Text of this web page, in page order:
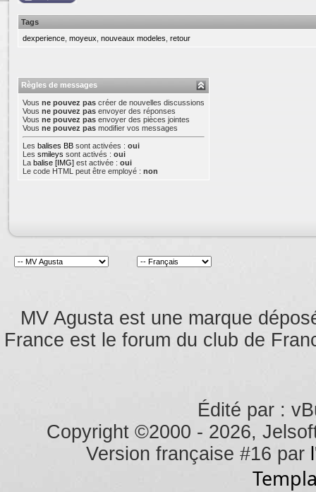
Tags
dexperience moyeux nouveaux modeles retour
Règles de messages
Vous ne pouvez pas créer de nouvelles discussions
Vous ne pouvez pas envoyer des réponses
Vous ne pouvez pas envoyer des pièces jointes
Vous ne pouvez pas modifier vos messages
Les balises BB sont activées : oui
Les smileys sont activés : oui
La balise [IMG] est activée : oui
Le code HTML peut être employé : non
MV Agusta est une marque
France est le forum du club de
Édité par :
Copyright ©2000 - 2026,
Version française #16 par